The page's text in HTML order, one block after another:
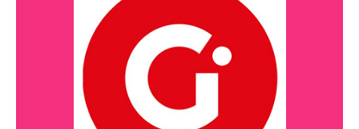
Les expos continuent en 2024